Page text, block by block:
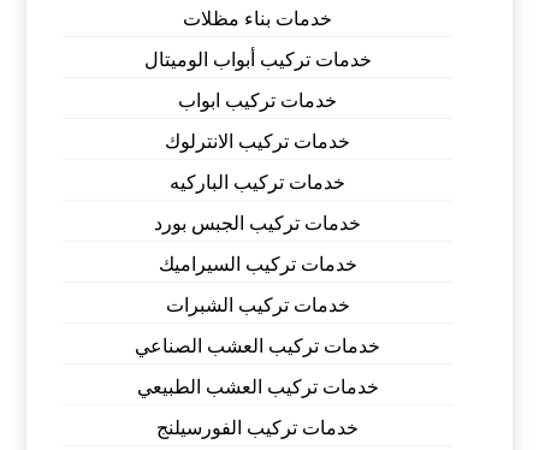
خدمات بناء مظلات
خدمات تركيب أبواب الوميتال
خدمات تركيب ابواب
خدمات تركيب الانترلوك
خدمات تركيب الباركيه
خدمات تركيب الجبس بورد
خدمات تركيب السيراميك
خدمات تركيب الشبرات
خدمات تركيب العشب الصناعي
خدمات تركيب العشب الطبيعي
خدمات تركيب الفورسيلنج